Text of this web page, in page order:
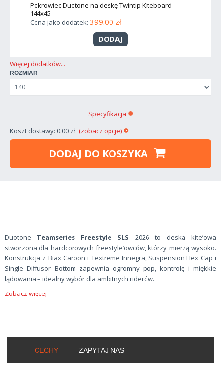
Pokrowiec Duotone na deskę Twintip Kiteboard
144x45
Cena jako dodatek: 399.00 zł
DODAJ
Więcej dodatków...
ROZMIAR
Koszt dostawy: 0.00 zł (zobacz opcje)
Specyfikacja
DODAJ DO KOSZYKA
Duotone Teamseries Freestyle SLS 2026 to deska kite’owa
stworzona dla hardcorowych freestyle’owców, którzy mierzą wysoko.
Konstrukcja z Biax Carbon i Textreme Innegra, Suspension Flex Cap i
Single Diffusor Bottom zapewnia ogromny pop, kontrolę i miękkie
lądowania – idealny wybór dla ambitnych riderów.
Zobacz więcej
CECHY ZAPYTAJ NAS